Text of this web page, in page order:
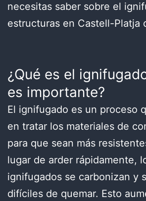
necesitas saber sobre el
estructuras en Castell-Platja
¿Qué es el
es importante?
El ignifugado es un proceso
en tratar los materiales de
para que sean más
lugar de arder rápidamente,
ignifugados se carbonizan y
difíciles de quemar. Esto